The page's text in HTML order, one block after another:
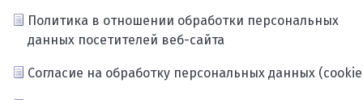
Политика в отношении обработки персональных
данных посетителей веб-сайта
Согласие на обработку персональных данных